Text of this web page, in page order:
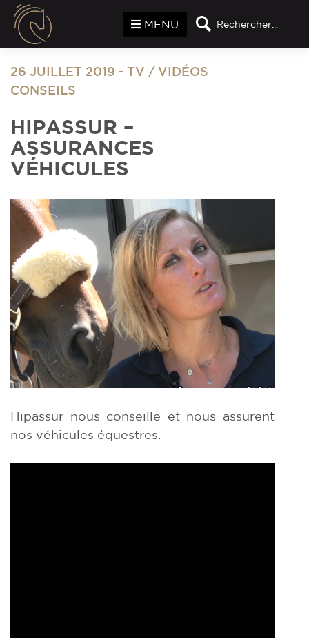
Rechercher...
MENU
26 JUILLET 2019 - TV / VIDÉOS
CONSEILS
HIPASSUR –
ASSURANCES
VÉHICULES
Hipassur nous conseille et nous assurent
nos véhicules équestres.
Panneau de gestion des cookies